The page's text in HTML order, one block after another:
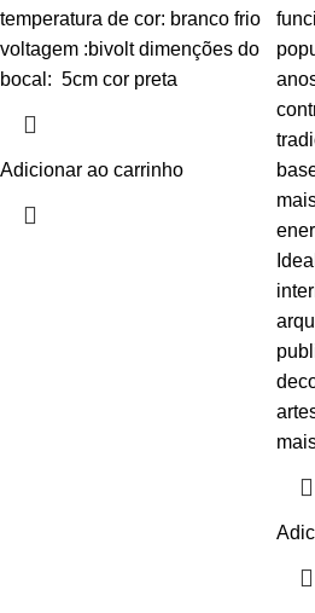
temperatura de cor: branco frio
voltagem :bivolt dimenções do
bocal: 5cm cor preta
Adicionar ao carrinho